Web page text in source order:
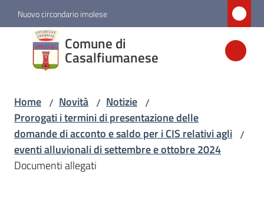
Vai al contenuto
Vai alla navigazione
Vai al footer
Nuovo circondario imolese
Comune di
Casalfiumanese
Comune di
Casalfiumanese
Amministrazione
Novità
Menu selezionato
Home / Novità / Notizie /
Prorogati i termini di presentazione delle
domande di acconto e saldo per i CIS relativi agli
eventi alluvionali di settembre e ottobre 2024
/
Documenti allegati